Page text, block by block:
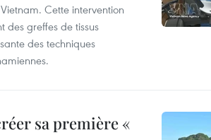
Cette intervention
des greffes de tissus
des techniques
sa première «